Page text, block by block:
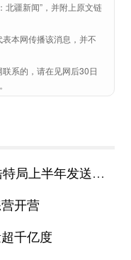
北疆新闻”，并附上原文链
本网传播该消息，并不
系的，请在见网后30日
发送旅客2260万人次
开营
千亿度